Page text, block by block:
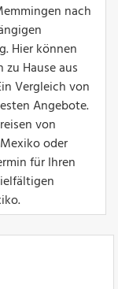
nach
Hier können
Hause aus
Vergleich von
Angebote.
von
oder
für Ihren